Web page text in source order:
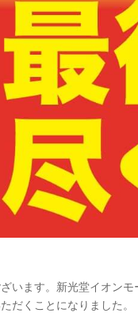
います。新光堂イオン
だくことになりました。